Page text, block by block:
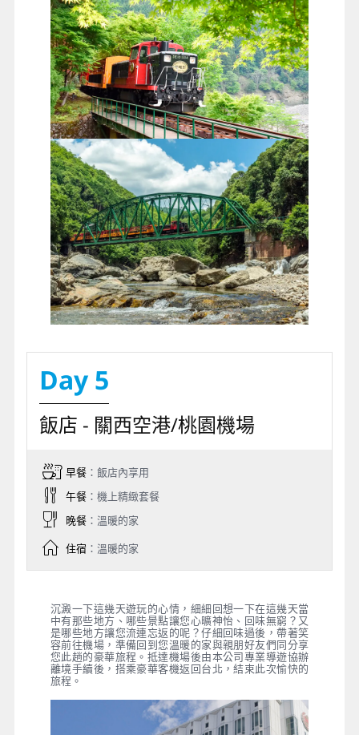
Day 5
飯店 - 關西空港/桃園機場
早餐：飯店內享用
午餐：機上精緻套餐
晚餐：溫暖的家
住宿：溫暖的家
沉澱一下這幾天遊玩的心情，細細回想一下在這幾天當
中有那些地方、哪些景點讓您心曠神怡、回味無窮？又
是哪些地方讓您流連忘返的呢？仔細回味過後，帶著笑
容前往機場，準備回到您溫暖的家與親朋好友們同分享
您此趟的豪華旅程。抵達機場後由本公司專業導遊協辦
離境手續後，搭乘豪華客機返回台北，結束此次愉快的
旅程。